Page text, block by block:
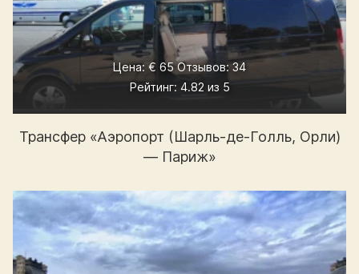
Цена: € 65 Отзывов: 34
Рейтинг: 4.82 из 5
Трансфер «Аэропорт (Шарль-де-Голль, Орли)
— Париж»